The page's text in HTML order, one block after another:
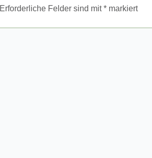
Erforderliche Felder sind mit* markiert